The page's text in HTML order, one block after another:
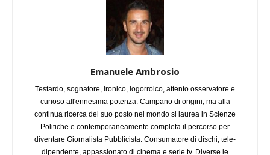
Emanuele Ambrosio
Testardo, sognatore, ironico, logorroico, attento osservatore e
curioso all'ennesima potenza. Campano di origini, ma alla
continua ricerca del suo posto nel mondo si laurea in Scienze
Politiche e contemporaneamente completa il percorso per
diventare Giornalista Pubblicista. Consumatore di dischi, tele-
dipendente, appassionato di cinema e serie tv. Diverse le